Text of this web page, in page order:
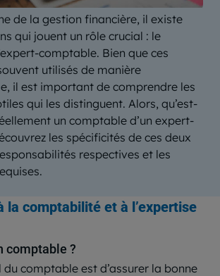
de la gestion financière, il existe
qui jouent un rôle crucial : le
comptable. Bien que ces
utilisés de manière
il est important de comprendre les
qui les distinguent. Alors, qu’est-
un comptable d’un expert-
les spécificités de ces deux
respectives et les
la comptabilité et à l’expertise
comptable ?
comptable est d’assurer la bonne